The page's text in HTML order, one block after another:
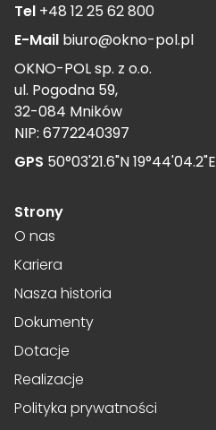
Tel +48 12 25 62 800
E-Mail biuro@okno-pol.pl
OKNO-POL sp. z o.o.
ul. Pogodna 59,
32-084 Mników
NIP: 6772240397
GPS 50°03'21.6"N 19°44'04.2"E
Strony
O nas
Kariera
Nasza historia
Dokumenty
Dotacje
Realizacje
Polityka prywatności